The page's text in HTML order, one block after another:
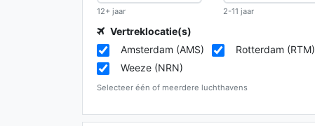
12+ jaar 2-11 jaar
Vertreklocatie(s)
Amsterdam (AMS)
Rotterdam (RTM)
Weeze (NRN)
Selecteer één of meerdere luchthavens